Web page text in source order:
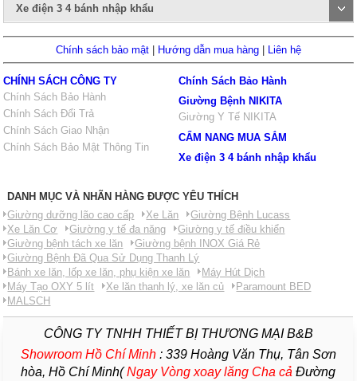
Xe điện 3 4 bánh nhập khẩu
Chính sách bảo mật | Hướng dẫn mua hàng | Liên hệ
CHÍNH SÁCH CÔNG TY
Chính Sách Bảo Hành
Chính Sách Đổi Trả
Chính Sách Giao Nhận
Chính Sách Bảo Mật Thông Tin
Chính Sách Bảo Hành
Giường Bệnh NIKITA
Giường Y Tế NIKITA
CẨM NANG MUA SẮM
Xe điện 3 4 bánh nhập khẩu
DANH MỤC VÀ NHÃN HÀNG ĐƯỢC YÊU THÍCH
Giường dưỡng lão cao cấp
Xe Lăn
Giường Bệnh Lucass
Xe Lăn Cơ
Giường y tế đa năng
Giường y tế điều khiển
Giường bệnh tách xe lăn
Giường bệnh INOX Giá Rẻ
Giường Bệnh Đã Qua Sử Dụng Thanh Lý
Bánh xe lăn, lốp xe lăn, phụ kiện xe lăn
Máy Hút Dịch
Máy Tạo OXY 5 lít
Xe lăn thanh lý, xe lăn củ
Paramount BED
MALSCH
CÔNG TY TNHH THIẾT BỊ THƯƠNG MẠI B&B
Showroom Hồ Chí Minh:339 Hoàng Văn Thụ, Tân Sơn
hòa, Hồ Chí Minh(Ngay Vòng xoay lăng Cha cả Đường